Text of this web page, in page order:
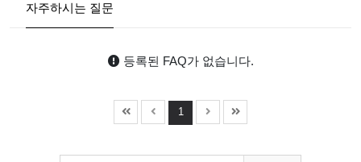
자주하시는 질문
등록된 FAQ가 없습니다.
1